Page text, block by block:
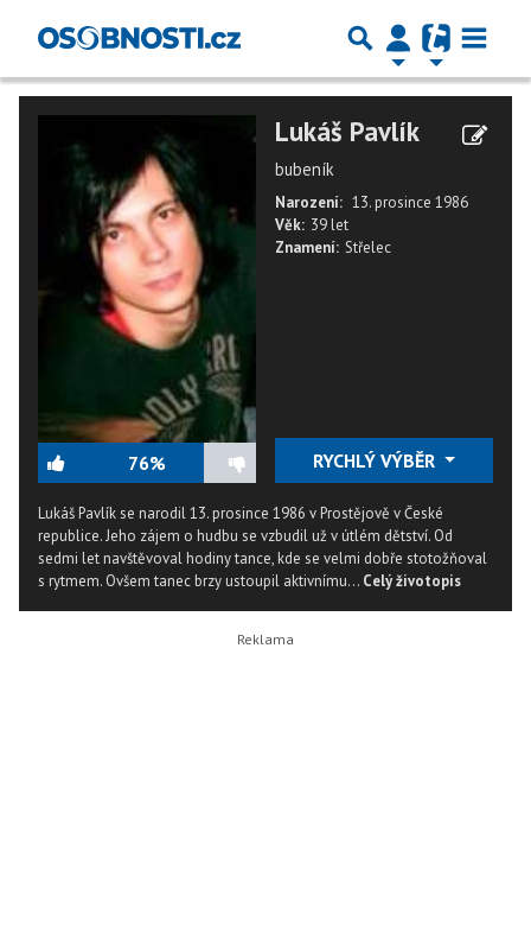
76%
Lukáš Pavlík
bubeník
Narození: 13. prosince 1986
Věk: 39 let
Znamení: Střelec
RYCHLÝ VÝBĚR
Lukáš Pavlík se narodil 13. prosince 1986 v Prostějově v České
republice. Jeho zájem o hudbu se vzbudil už v útlém dětství. Od
sedmi let navštěvoval hodiny tance, kde se velmi dobře stotožňoval
s rytmem. Ovšem tanec brzy ustoupil aktivnímu... Celý životopis